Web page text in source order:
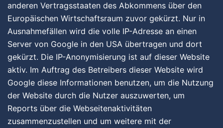
anderen Vertragsstaaten des Abkommens über den
Europäischen Wirtschaftsraum zuvor gekürzt. Nur in
Ausnahmefällen wird die volle IP-Adresse an einen
Server von Google in den USA übertragen und dort
gekürzt. Die IP-Anonymisierung ist auf dieser Website
aktiv. Im Auftrag des Betreibers dieser Website wird
Google diese Informationen benutzen, um die Nutzung
der Website durch die Nutzer auszuwerten, um
Reports über die Webseitenaktivitäten
zusammenzustellen und um weitere mit der